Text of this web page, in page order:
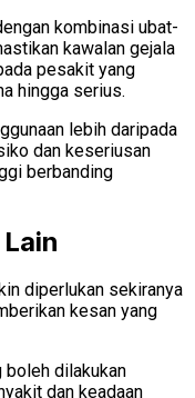
kombinasi ubat-
kawalan gejala
pesakit yang
hingga serius.
lebih daripada
dan keseriusan
berbanding
diperlukan sekiranya
kesan yang
boleh dilakukan
dan keadaan